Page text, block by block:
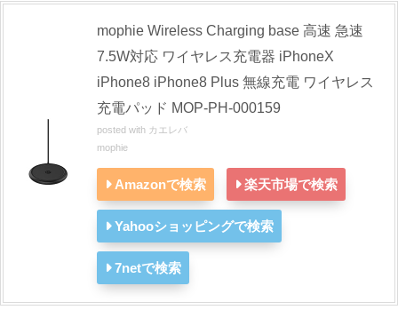
mophie Wireless Charging base 高速 急速
7.5W対応 ワイヤレス充電器 iPhoneX
iPhone8 iPhone8 Plus 無線充電 ワイヤレス
充電パッド MOP-PH-000159
posted with カエレバ
mophie
Amazonで検索 楽天市場で検索
Yahooショッピングで検索
7netで検索